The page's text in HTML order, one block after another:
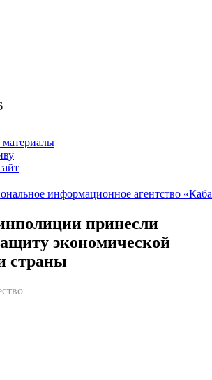
принесли
экономической
страны